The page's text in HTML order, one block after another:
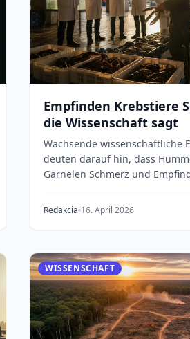
Empfinden Krebstiere
die Wissenschaft sagt
Wachsende wissenschaftliche
deuten darauf hin, dass
Garnelen Schmerz und
Redakcia 16. April 2026
WISSENSCHAFT